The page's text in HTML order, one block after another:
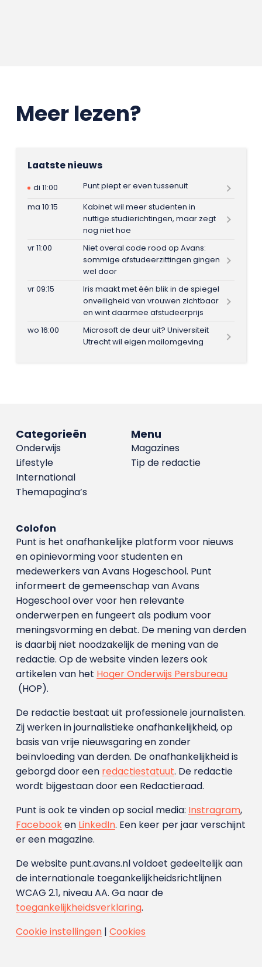
Meer lezen?
Laatste nieuws
di 11:00
Punt piept er even tussenuit
ma 10:15
Kabinet wil meer studenten in
nuttige studierichtingen, maar zegt
nog niet hoe
vr 11:00
Niet overal code rood op Avans:
sommige afstudeerzittingen gingen
wel door
vr 09:15
Iris maakt met één blik in de spiegel
onveiligheid van vrouwen zichtbaar
en wint daarmee afstudeerprijs
wo 16:00
Microsoft de deur uit? Universiteit
Utrecht wil eigen mailomgeving
Menu
Magazines
Tip de redactie
Categorieën
Onderwijs
Lifestyle
International
Themapagina’s
Colofon
Punt is het onafhankelijke platform voor nieuws
en opinievorming voor studenten en
medewerkers van Avans Hoge­school. Punt
informeert de gemeenschap van Avans
Hogeschool over voor hen relevante
onderwerpen en fungeert als podium voor
meningsvorming en debat. De mening van derden
is daarbij niet noodzakelijk de mening van de
redactie. Op de website vinden lezers ook
artikelen van het Hoger Onderwijs Persbureau
(HOP).
De redactie bestaat uit professionele journalisten.
Zij werken in journalistieke onafhankelijkheid, op
basis van vrije nieuwsgaring en zonder
beïnvloeding van derden. De onafhankelijkheid is
geborgd door een redactiestatuut. De redactie
wordt bijgestaan door een Redactieraad.
Punt is ook te vinden op social media: Instragram,
Facebooken LinkedIn. Een keer per jaar verschijnt
er een magazine.
De website punt.avans.nl voldoet gedeeltelijk aan
de internationale toegankelijkheidsrichtlijnen
WCAG 2.1, niveau AA. Ga naar de
toegankelijkheidsverklaring.
Cookie instellingen| Cookies